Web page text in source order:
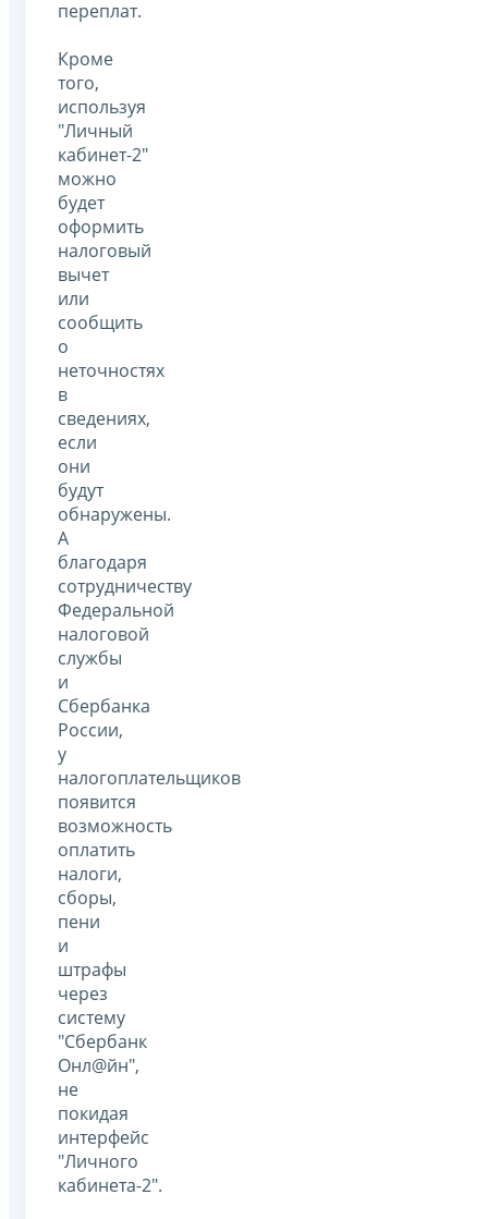
переплат.
Кроме
того,
используя
"Личный
кабинет-2"
можно
будет
оформить
налоговый
вычет
или
сообщить
о
неточностях
в
сведениях,
если
они
будут
обнаружены.
А
благодаря
сотрудничеству
Федеральной
налоговой
службы
и
Сбербанка
России,
у
налогоплательщиков
появится
возможность
оплатить
налоги,
сборы,
пени
и
штрафы
через
систему
"Сбербанк
Онл@йн",
не
покидая
интерфейс
"Личного
кабинета-2".